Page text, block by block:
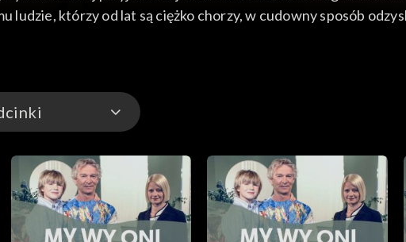
ludzie, którzy od lat są ciężko chorzy, w cudowny sposób